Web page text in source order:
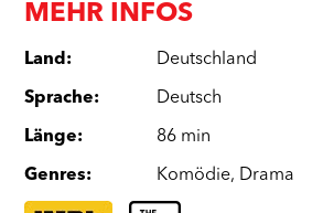
MEHR INFOS
Land: Deutschland
Sprache: Deutsch
Länge: 86 min
Genres: Komödie, Drama